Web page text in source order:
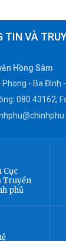
TIN VÀ
Hồng Sâm
- Ba Đình -
080 43162;
Cục
Truyền
phủ